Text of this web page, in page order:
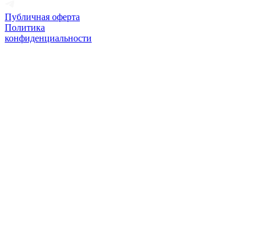
Публичная оферта
Политика
конфиденциальности